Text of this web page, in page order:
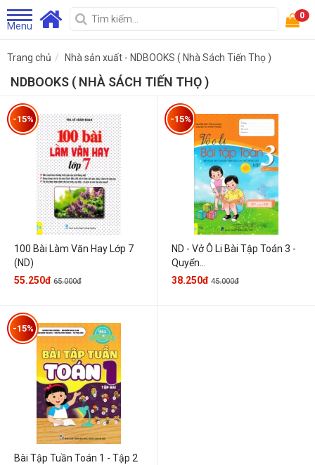
Menu
0
Trang chủ Nhà sản xuất - NDBOOKS ( Nhà Sách Tiến Thọ )
NDBOOKS ( NHÀ SÁCH TIẾN THỌ )
100 Bài Làm Văn Hay Lớp 7
(ND)
-15%
55.250đ 65.000đ
ND - Vở Ô Li Bài Tập Toán 3 -
Quyển...
-15%
38.250đ 45.000đ
Bài Tập Tuần Toán 1 - Tập 2
-15%